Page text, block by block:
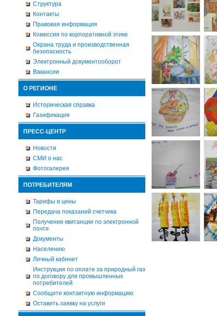
Структура
Контакты
Правовая информация
Комиссия по корпоративной этике
Охрана труда и производственная
безопасность
Электронный документооборот
Вакансии
О РЕГИОНЕ
Историческая справка
Газификация
ПРЕСС-ЦЕНТР
Новости
СМИ о нас
Фотогалерея
ПОТРЕБИТЕЛЯМ
Тарифы и цены
Передача показаний счетчика
Получение квитанции по электронной
почте
Документы
Населению
Личный кабинет
Инструкция по оплате за природный газ
по договору для промышленных
потребителей
Сообщите контактную информацию
Оставить заявку на услуги